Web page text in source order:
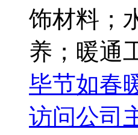
饰材料；
养；暖通
毕节如春
访问公司